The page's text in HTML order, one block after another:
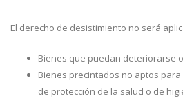
El derecho de desistimiento no será
Bienes que puedan deteriorarse
Bienes precintados no aptos
de protección de la salud o de